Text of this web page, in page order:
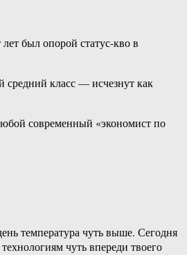
был опорой статус-кво в
класс — исчезнут как
современный «экономист по
температура чуть выше. Сегодня
чуть впереди твоего